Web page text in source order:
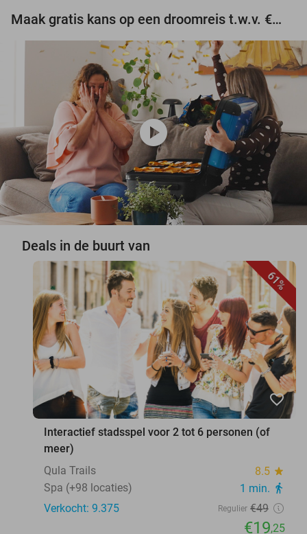
Maak gratis kans op een droomreis t.w.v. €3.000!
play_circle
Deals in de buurt van
61%
favorite_border
Interactief stadsspel voor 2 tot 6 personen (of
meer)
Qula Trails
8.5 star
Spa (+98 locaties) 1 min. directions_walk
Verkocht: 9.375 Regulier €49
€19,25